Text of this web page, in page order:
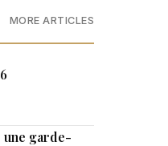
MORE ARTICLES
une garde-